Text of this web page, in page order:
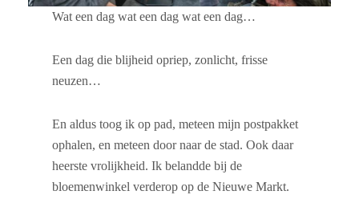
Wat een dag wat een dag wat een dag…
Een dag die blijheid opriep, zonlicht, frisse
neuzen…
En aldus toog ik op pad, meteen mijn postpakket
ophalen, en meteen door naar de stad. Ook daar
heerste vrolijkheid. Ik belandde bij de
bloemenwinkel verderop op de Nieuwe Markt.